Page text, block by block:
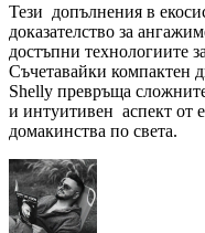
Тези допълнения в
доказателство за
достъпни технологиите
Съчетавайки компактен
Shelly превръща
и интуитивен аспект от
домакинства по света.